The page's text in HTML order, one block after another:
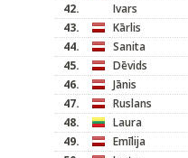
42.
Ivars
43.
Kārlis
44.
Sanita
45.
Dēvids
46.
Jānis
47.
Ruslans
48.
Laura
49.
Emīlija